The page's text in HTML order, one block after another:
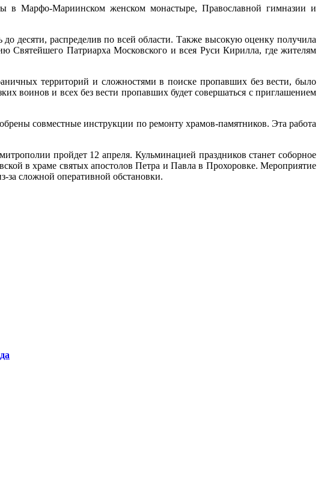
в Марфо-Мариинском женском монастыре, Православной гимназии и
десяти, распределив по всей области. Также высокую оценку получила
Святейшего Патриарха Московского и всея Руси Кирилла, где жителям
территорий и сложностями в поиске пропавших без вести, было
воинов и всех без вести пропавших будет совершаться с приглашением
совместные инструкции по ремонту храмов-памятников. Эта работа
пройдет 12 апреля. Кульминацией праздников станет соборное
в храме святых апостолов Петра и Павла в Прохоровке. Мероприятие
за сложной оперативной обстановки.